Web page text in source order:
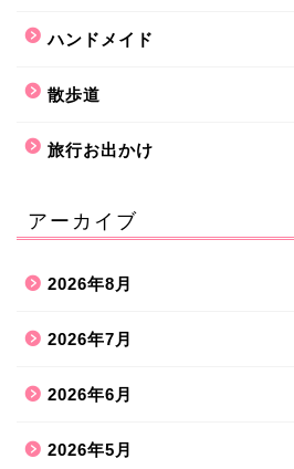
ハンドメイド
散歩道
旅行お出かけ
アーカイブ
2026年8月
2026年7月
2026年6月
2026年5月